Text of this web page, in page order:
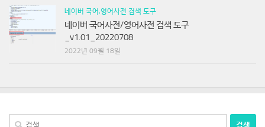
네이버 국어,영어사전 검색 도구
네이버 국어사전/영어사전 검색 도구
_v1.01_20220708
2022년 09월 18일
검